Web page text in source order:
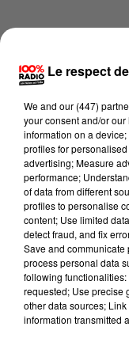
Lecture (4
100%
100% Radio les
Le respect
We and our (447)
your consent and/or
information on a
profiles for
advertising; Measure
performance;
of data from different
profiles to personalise
content; Use limited
detect fraud, and fix
Save and
process personal data
following
requested; Use precise
other data sources;
information transmitted